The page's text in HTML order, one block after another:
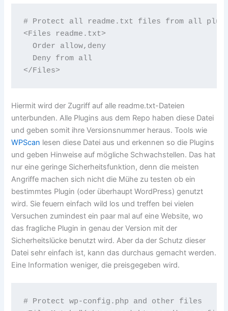
# Protect all readme.txt files from all
<Files readme.txt>
  Order allow,deny
  Deny from all
Hiermit wird der Zugriff auf alle readme.txt-Dateien
unterbunden. Alle Plugins aus dem Repo haben diese Datei
und geben somit ihre Versionsnummer heraus. Tools wie
WPScan lesen diese Datei aus und erkennen so die Plugins
und geben Hinweise auf mögliche Schwachstellen. Das hat
nur eine geringe Sicherheitsfunktion, denn die meisten
Angriffe machen sich nicht die Mühe zu testen ob ein
bestimmtes Plugin (oder überhaupt WordPress) genutzt
wird. Sie feuern einfach wild los und treffen bei vielen
Versuchen zumindest ein paar mal auf eine Website, wo
das fragliche Plugin in genau der Version mit der
Sicherheitslücke benutzt wird. Aber da der Schutz dieser
Datei sehr einfach ist, kann das durchaus gemacht werden.
Eine Information weniger, die preisgegeben wird.
# Protect wp-config.php and other files